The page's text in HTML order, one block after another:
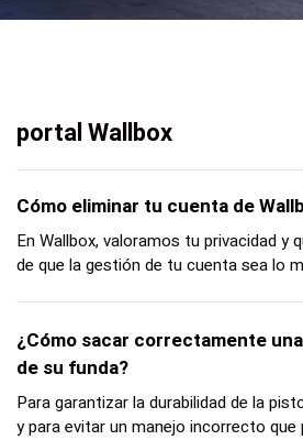
portal Wallbox
Cómo eliminar tu cuenta de
En Wallbox, valoramos tu privacidad y
de que la gestión de tu cuenta sea lo
¿Cómo sacar correctamente
de su funda?
Para garantizar la durabilidad de la
y para evitar un manejo incorrecto que